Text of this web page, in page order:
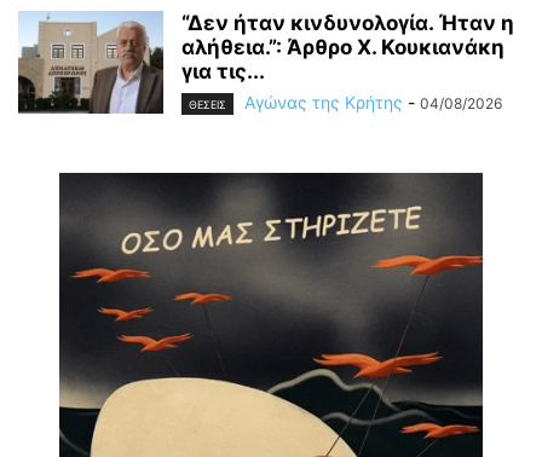
“Δεν ήταν κινδυνολογία. Ήταν η
αλήθεια.”: Άρθρο Χ. Κουκιανάκη
για τις...
ΘΕΣΕΙΣ Αγώνας της Κρήτης - 04/08/2026